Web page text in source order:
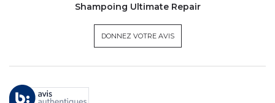
Shampoing Ultimate Repair
DONNEZ VOTRE AVIS